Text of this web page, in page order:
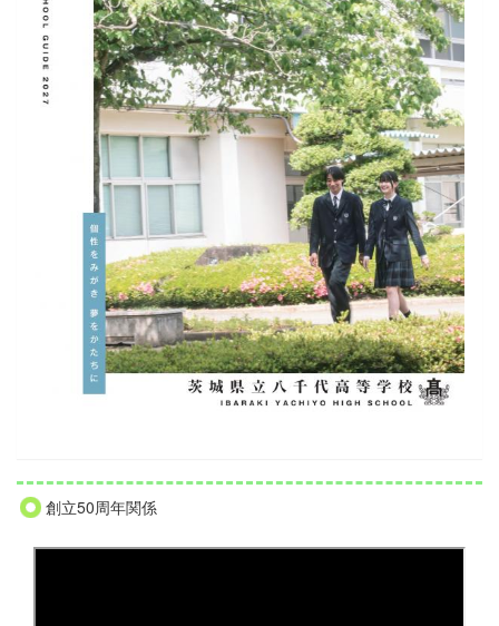
創立50周年関係